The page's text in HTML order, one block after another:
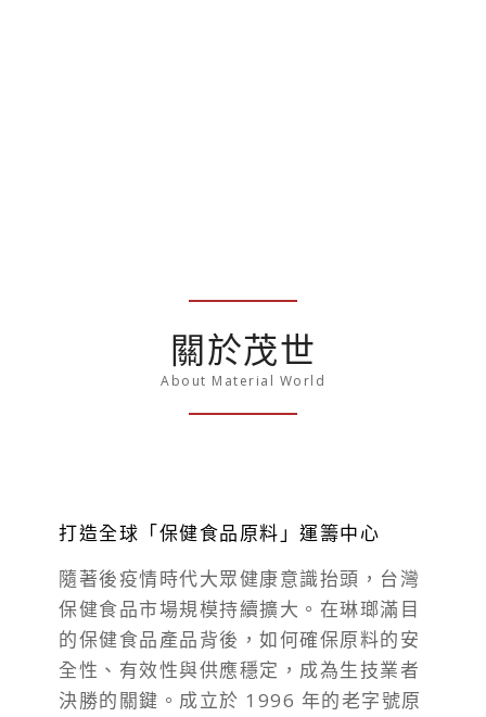
關於茂世
About Material World
打造全球「保健食品原料」運籌中心
隨著後疫情時代大眾健康意識抬頭，台灣
保健食品市場規模持續擴大。在琳瑯滿目
的保健食品產品背後，如何確保原料的安
全性、有效性與供應穩定，成為生技業者
決勝的關鍵。成立於 1996 年的老字號原